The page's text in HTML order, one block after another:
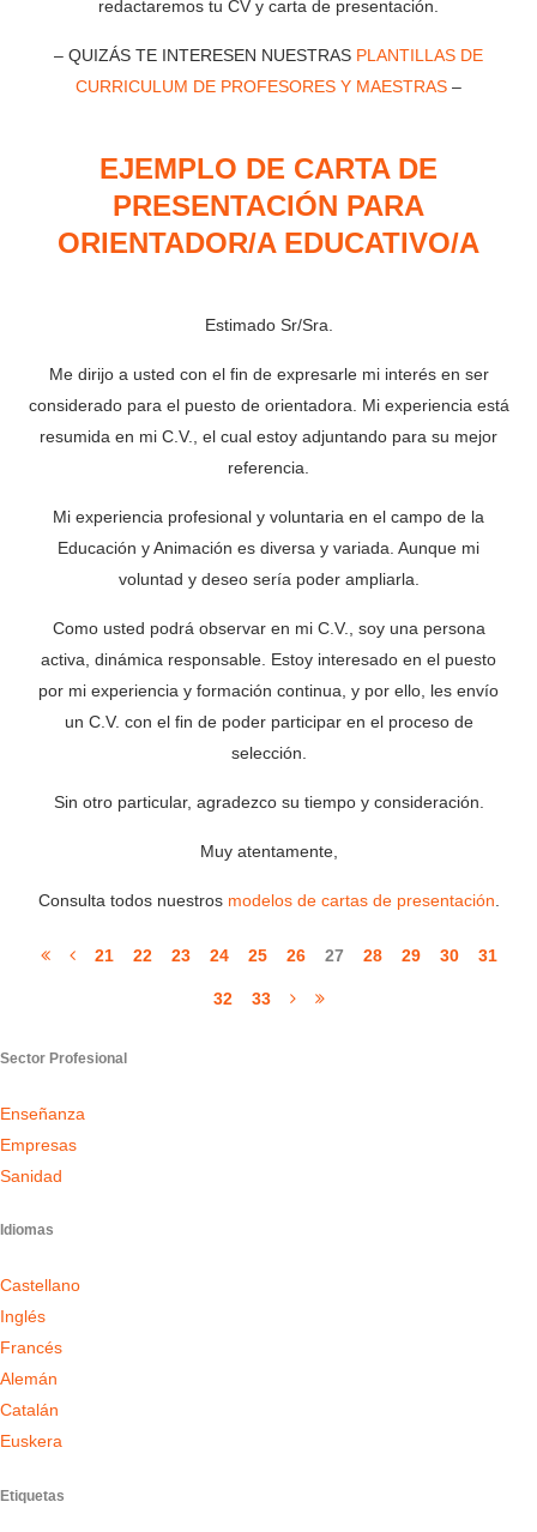
redactaremos tu CV y carta de presentación.
– QUIZÁS TE INTERESEN NUESTRAS PLANTILLAS DE
CURRICULUM DE PROFESORES Y MAESTRAS –
EJEMPLO DE CARTA DE
PRESENTACIÓN PARA
ORIENTADOR/A EDUCATIVO/A
Estimado Sr/Sra.
Me dirijo a usted con el fin de expresarle mi interés en ser
considerado para el puesto de orientadora. Mi experiencia está
resumida en mi C.V., el cual estoy adjuntando para su mejor
referencia.
Mi experiencia profesional y voluntaria en el campo de la
Educación y Animación es diversa y variada. Aunque mi
voluntad y deseo sería poder ampliarla.
Como usted podrá observar en mi C.V., soy una persona
activa, dinámica responsable. Estoy interesado en el puesto
por mi experiencia y formación continua, y por ello, les envío
un C.V. con el fin de poder participar en el proceso de
selección.
Sin otro particular, agradezco su tiempo y consideración.
Muy atentamente,
Consulta todos nuestros modelos de cartas de presentación
21 22 23 24 25 26 27 28 29 30 31
32 33
Sector Profesional
Enseñanza
Empresas
Sanidad
Idiomas
Castellano
Inglés
Francés
Alemán
Catalán
Euskera
Etiquetas